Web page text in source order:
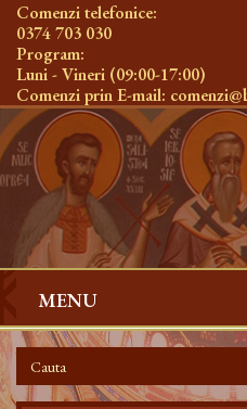
Comenzi telefonice:
0374 703 030
Program:
Luni - Vineri (09:00-17:00)
Comenzi prin E-mail:
MENU